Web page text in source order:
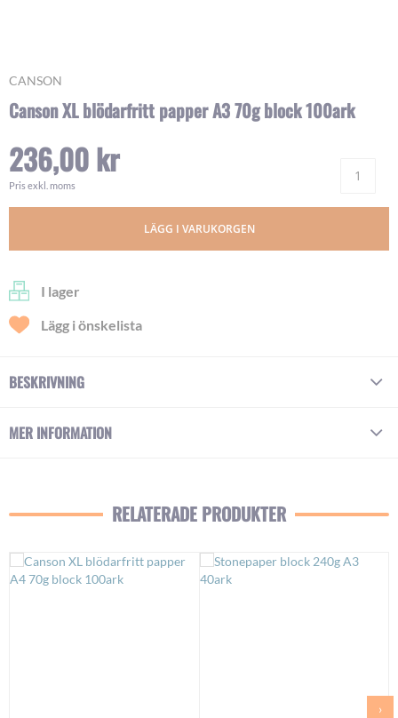
CANSON
Canson XL blödarfritt papper A3 70g block 100ark
236,00 kr
Pris exkl. moms
LÄGG I VARUKORGEN
I lager
Lägg i önskelista
Skip
the
of
the
images
BESKRIVNING
MER INFORMATION
RELATERADE PRODUKTER
›